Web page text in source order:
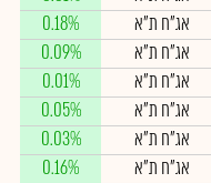
אג"ח ת"א
0.18%
אג"ח ת"א
0.09%
אג"ח ת"א
0.01%
אג"ח ת"א
0.05%
אג"ח ת"א
0.03%
אג"ח ת"א 0.16%